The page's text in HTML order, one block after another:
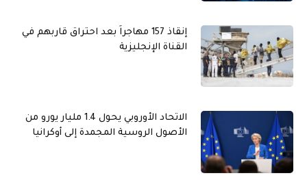
إنقاذ 157 مهاجراً بعد احتراق قاربهم في
القناة الإنجليزية
الاتحاد الأوروبي يحول 1.4 مليار يورو من
الأصول الروسية المجمدة إلى أوكرانيا